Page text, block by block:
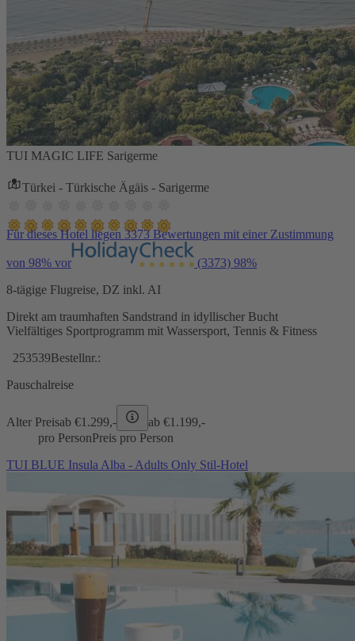
TUI MAGIC LIFE Sarigerme
Türkei - Türkische Ägäis - Sarigerme
Für dieses Hotel liegen 3373 Bewertungen mit einer Zustimmung
von 98% vor (3373) 98%
8-tägige Flugreise, DZ inkl. AI
Direkt am traumhaften Sandstrand in idyllischer Bucht
Vielfältiges Sportprogramm mit Wassersport, Tennis & Fitness
253539Bestellnr.:
Pauschalreise
Alter Preisab €1.299,- ab €1.199,-
pro PersonPreis pro Person
TUI BLUE Insula Alba - Adults Only Stil-Hotel